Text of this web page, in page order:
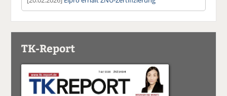
TK-Report